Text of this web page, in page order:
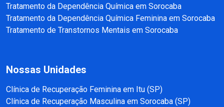
Tratamento da Dependência Química em Sorocaba
Tratamento da Dependência Química Feminina em Sorocaba
Tratamento de Transtornos Mentais em Sorocaba
Nossas Unidades
Clínica de Recuperação Feminina em Itu (SP)
Clínica de Recuperação Masculina em Sorocaba (SP)